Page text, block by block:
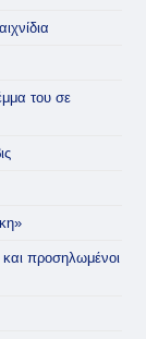
του σε
προσηλωμένοι